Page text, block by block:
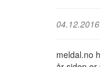
04.12.2016
meldal.no